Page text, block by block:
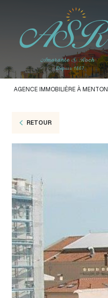
AGENCE IMMOBILIÈRE À MENTON
RETOUR